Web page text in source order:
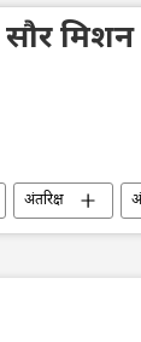
मिशन
अंतरिक्ष
चंद्रयान-3